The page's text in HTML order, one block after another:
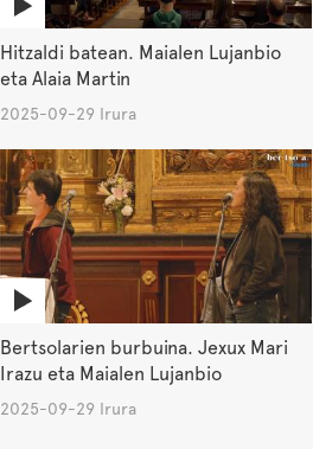
Hitzaldi batean. Maialen Lujanbio
eta Alaia Martin
2025-09-29 Irura
Bertsolarien burbuina. Jexux Mari
Irazu eta Maialen Lujanbio
2025-09-29 Irura